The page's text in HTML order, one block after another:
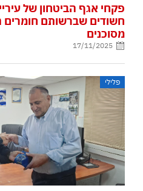
פקחי אגף הביטחון של
חשודים שברשותם חומרים
מסוכנים
17/11/2025
פלילי